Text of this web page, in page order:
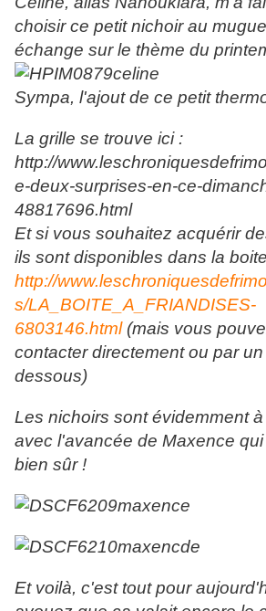
choisir ce petit nichoir au
échange sur le thème du
Sympa, l'ajout de ce petit
La grille se trouve ici :
http://
e-deux-surprises-en-ce-
48817696.html
Et si vous souhaitez acquérir
ils sont disponibles dans la
http://
s/LA_BOITE_A_FRIANDISES-
6803146.html(mais vous
contacter directement ou par
dessous)
Les nichoirs sont évidemment
avec l'avancée de Maxence
bien sûr !
Et voilà, c'est tout pour